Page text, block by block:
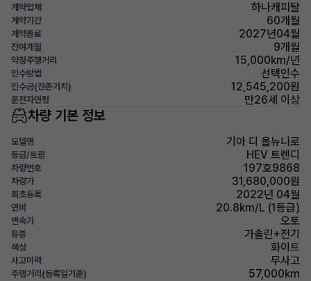
계약업체 하나캐피탈
계약기간 60개월
계약종료 2027년04월
잔여개월 9개월
약정주행거리 15,000km/년
인수방법 선택인수
인수금(잔존가치) 12,545,200원
운전자연령 만26세 이상
차량 기본 정보
모델명 기아 디 올뉴니로
등급/트림 HEV 트렌디
차량번호 197호9868
차량가 31,680,000원
최초등록 2022년 04월
연비 20.8km/L (1등급)
변속기 오토
유종 가솔린+전기
색상 화이트
사고이력 무사고
주행거리(등록일기준) 57,000km